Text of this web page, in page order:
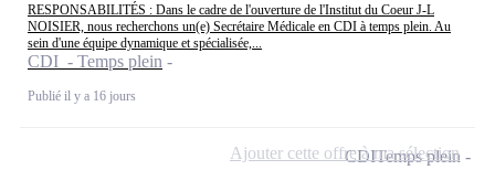
RESPONSABILITÉS : Dans le cadre de l'ouverture de l'Institut du Coeur J-L
NOISIER, nous recherchons un(e) Secrétaire Médicale en CDI à temps plein. Au
sein d'une équipe dynamique et spécialisée,...
CDI - Temps plein
Publié il y a 16 jours
CDITemps plein
Ajouter cette offre à ma sélection